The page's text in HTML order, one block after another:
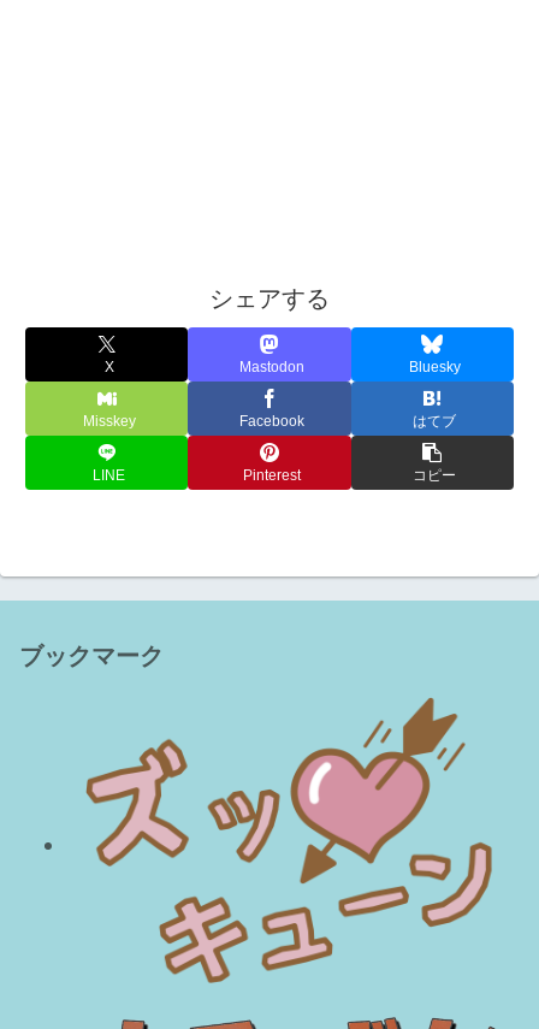
シェアする
X Mastodon Bluesky
Misskey Facebook はてブ
LINE Pinterest コピー
ブックマーク